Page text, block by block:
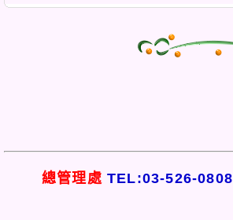
總管理處 TEL:03-526-0808